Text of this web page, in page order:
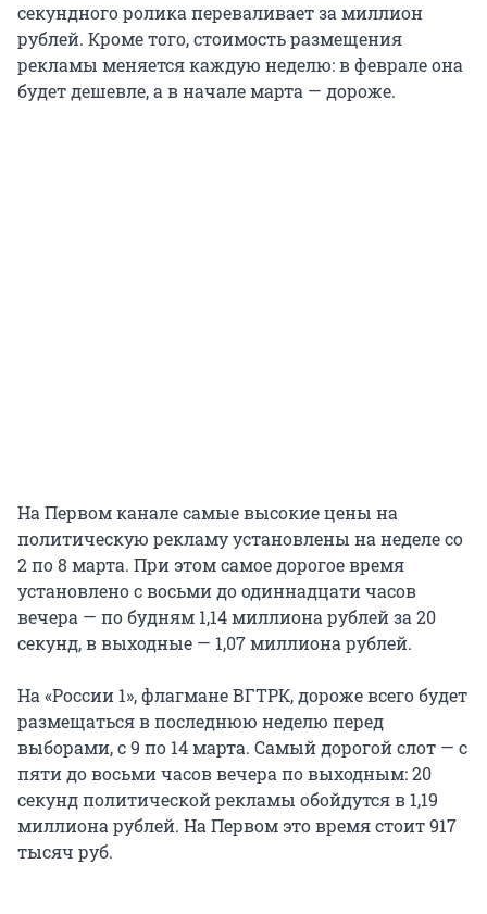
секундного ролика переваливает за миллион
рублей. Кроме того, стоимость размещения
рекламы меняется каждую неделю: в феврале она
будет дешевле, а в начале марта — дороже.
На Первом канале самые высокие цены на
политическую рекламу установлены на неделе со
2 по 8 марта. При этом самое дорогое время
установлено с восьми до одиннадцати часов
вечера — по будням 1,14 миллиона рублей за 20
секунд, в выходные — 1,07 миллиона рублей.
На «России 1», флагмане ВГТРК, дороже всего будет
размещаться в последнюю неделю перед
выборами, с 9 по 14 марта. Самый дорогой слот — с
пяти до восьми часов вечера по выходным: 20
секунд политической рекламы обойдутся в 1,19
миллиона рублей. На Первом это время стоит 917
тысяч руб.